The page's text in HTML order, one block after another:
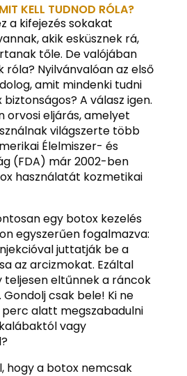
KELL TUDNOD RÓLA?
a kifejezés sokakat
akik esküsznek rá,
tőle. De valójában
róla? Nyilvánvalóan az első
amit mindenki tudni
A válasz igen.
orvosi eljárás, amelyet
világszerte több
Élelmiszer- és
(FDA) már 2002-ben
használatát kozmetikai
egy botox kezelés
egyszerűen fogalmazva:
juttatják be a
az arcizmokat. Ezáltal
teljesen eltűnnek a ráncok
csak bele! Ki ne
alatt megszabadulni
vagy
hogy a botox nemcsak